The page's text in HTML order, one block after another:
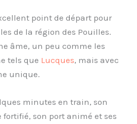
point de départ pour
de la région des Pouilles.
âme, un peu comme les
tels que Lucques, mais avec
unique.
minutes en train, son
son port animé et ses